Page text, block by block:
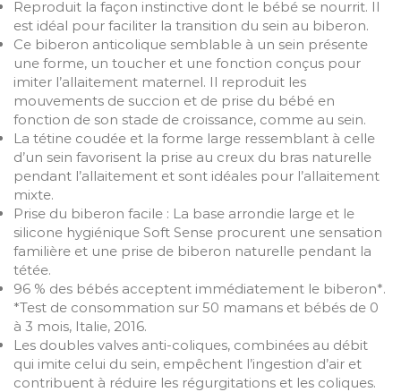
Reproduit la façon instinctive dont le bébé se nourrit. Il
est idéal pour faciliter la transition du sein au biberon.
Ce biberon anticolique semblable à un sein présente
une forme, un toucher et une fonction conçus pour
imiter l’allaitement maternel. Il reproduit les
mouvements de succion et de prise du bébé en
fonction de son stade de croissance, comme au sein.
La tétine coudée et la forme large ressemblant à celle
d’un sein favorisent la prise au creux du bras naturelle
pendant l’allaitement et sont idéales pour l’allaitement
mixte.
Prise du biberon facile : La base arrondie large et le
silicone hygiénique Soft Sense procurent une sensation
familière et une prise de biberon naturelle pendant la
tétée.
96 % des bébés acceptent immédiatement le biberon*.
*Test de consommation sur 50 mamans et bébés de 0
à 3 mois, Italie, 2016.
Les doubles valves anti-coliques, combinées au débit
qui imite celui du sein, empêchent l’ingestion d’air et
contribuent à réduire les régurgitations et les coliques.